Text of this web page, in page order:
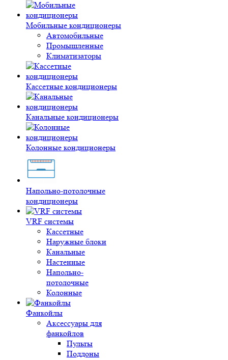
Мобильные кондиционеры
Автомобильные
Промышленные
Климатизаторы
Кассетные кондиционеры
Канальные кондиционеры
Колонные кондиционеры
Напольно-потолочные
кондиционеры
VRF системы
Кассетные
Наружные блоки
Канальные
Настенные
Напольно-
потолочные
Колонные
Фанкойлы
Аксессуары для
фанкойлов
Пульты
Поддоны